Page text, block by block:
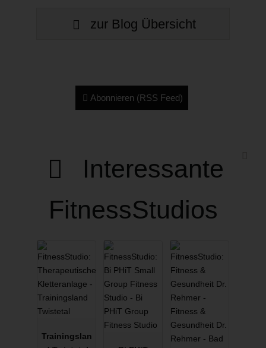
zur Blog Übersicht
Abonnieren (RSS Feed)
Interessante
FitnessStudios
Trainingslan